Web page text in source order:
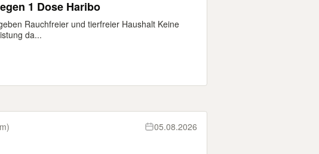
1 Dose Haribo
Rauchfreier und tierfreier Haushalt Keine
da...
05.08.2026